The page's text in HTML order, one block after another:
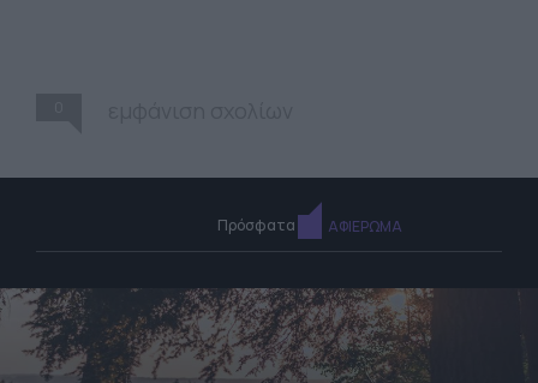
Πρόσφατα ΑΦΙΕΡΩΜΑ